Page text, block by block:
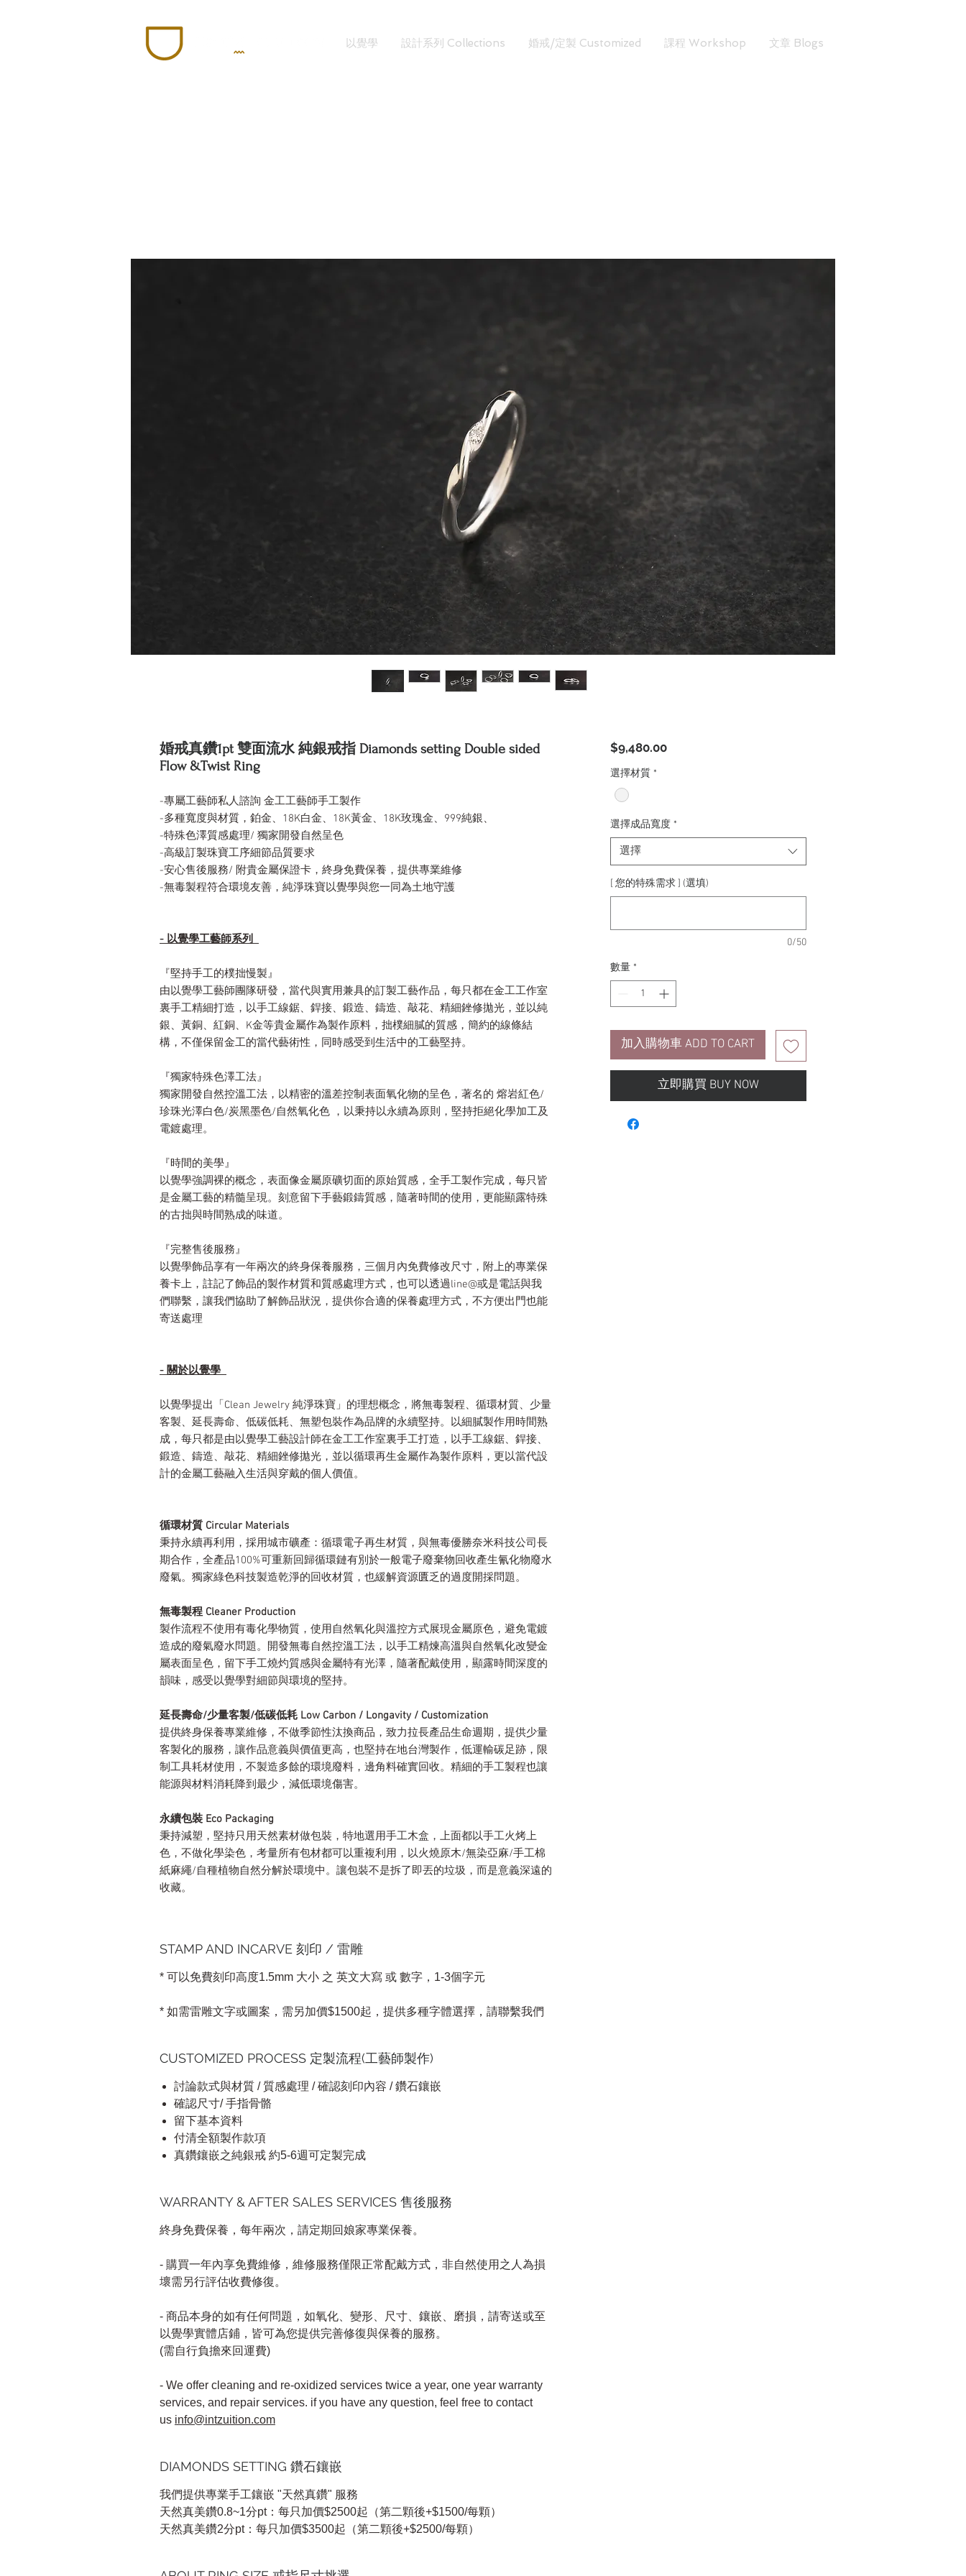
以覺學 設計系列 Collections 婚戒/定製 Customized 課程 Workshop 文章 Blogs
婚戒真鑽1pt 雙面流水 純銀戒指 Diamonds setting Double sided
Flow &Twist Ring
-專屬工藝師私人諮詢 金工工藝師手工製作
-多種寬度與材質，鉑金、18K白金、18K黃金、18K玫瑰金、999純銀、
-特殊色澤質感處理/ 獨家開發自然呈色
-高級訂製珠寶工序細節品質要求
-安心售後服務/ 附貴金屬保證卡，終身免費保養，提供專業維修
-無毒製程符合環境友善，純淨珠寶以覺學與您一同為土地守護
- 以覺學工藝師系列
『堅持手工的樸拙慢製』
由以覺學工藝師團隊研發，當代與實用兼具的訂製工藝作品，每只都在金工工作室
裏手工精細打造，以手工線鋸、銲接、鍛造、鑄造、敲花、精細銼修拋光，並以純
銀、黃銅、紅銅、K金等貴金屬作為製作原料，拙樸細膩的質感，簡約的線條結
構，不僅保留金工的當代藝術性，同時感受到生活中的工藝堅持。
『獨家特殊色澤工法』
獨家開發自然控溫工法，以精密的溫差控制表面氧化物的呈色，著名的 熔岩紅色/
珍珠光澤白色/炭黑墨色/自然氧化色 ，以秉持以永續為原則，堅持拒絕化學加工及
電鍍處理。
『時間的美學』
以覺學強調裸的概念，表面像金屬原礦切面的原始質感，全手工製作完成，每只皆
是金屬工藝的精髓呈現。刻意留下手藝鍛鑄質感，隨著時間的使用，更能顯露特殊
的古拙與時間熟成的味道。
『完整售後服務』
以覺學飾品享有一年兩次的終身保養服務，三個月內免費修改尺寸，附上的專業保
養卡上，註記了飾品的製作材質和質感處理方式，也可以透過line@或是電話與我
們聯繫，讓我們協助了解飾品狀況，提供你合適的保養處理方式，不方便出門也能
寄送處理
- 關於以覺學
以覺學提出「Clean Jewelry 純淨珠寶」的理想概念，將無毒製程、循環材質、少量
客製、延長壽命、低碳低耗、無塑包裝作為品牌的永續堅持。以細膩製作用時間熟
成，每只都是由以覺學工藝設計師在金工工作室裏手工打造，以手工線鋸、銲接、
鍛造、鑄造、敲花、精細銼修拋光，並以循環再生金屬作為製作原料，更以當代設
計的金屬工藝融入生活與穿戴的個人價值。
循環材質 Circular Materials
秉持永續再利用，採用城市礦產：循環電子再生材質，與無毒優勝奈米科技公司長
期合作，全產品100%可重新回歸循環鏈有別於一般電子廢棄物回收產生氰化物廢水
廢氣。獨家綠色科技製造乾淨的回收材質，也緩解資源匱乏的過度開採問題。
無毒製程 Cleaner Production
製作流程不使用有毒化學物質，使用自然氧化與溫控方式展現金屬原色，避免電鍍
造成的廢氣廢水問題。開發無毒自然控溫工法，以手工精煉高溫與自然氧化改變金
屬表面呈色，留下手工燒灼質感與金屬特有光澤，隨著配戴使用，顯露時間深度的
韻味，感受以覺學對細節與環境的堅持。
延長壽命/少量客製/低碳低耗 Low Carbon / Longavity / Customization
提供終身保養專業維修，不做季節性汰換商品，致力拉長產品生命週期，提供少量
客製化的服務，讓作品意義與價值更高，也堅持在地台灣製作，低運輸碳足跡，限
制工具耗材使用，不製造多餘的環境廢料，邊角料確實回收。精細的手工製程也讓
能源與材料消耗降到最少，減低環境傷害。
永續包裝 Eco Packaging
秉持減塑，堅持只用天然素材做包裝，特地選用手工木盒，上面都以手工火烤上
色，不做化學染色，考量所有包材都可以重複利用，以火燒原木/無染亞麻/手工棉
紙麻繩/自種植物自然分解於環境中。讓包裝不是拆了即丟的垃圾，而是意義深遠的
收藏。
STAMP AND INCARVE 刻印 / 雷雕
* 可以免費刻印高度1.5mm 大小 之 英文大寫 或 數字，1-3個字元
* 如需雷雕文字或圖案，需另加價$1500起，提供多種字體選擇，請聯繫我們
CUSTOMIZED PROCESS 定製流程(工藝師製作)
討論款式與材質 / 質感處理 / 確認刻印內容 / 鑽石鑲嵌
確認尺寸/ 手指骨骼
留下基本資料
付清全額製作款項
真鑽鑲嵌之純銀戒 約5-6週可定製完成
WARRANTY & AFTER SALES SERVICES 售後服務
終身免費保養，每年兩次，請定期回娘家專業保養。
- 購買一年內享免費維修，維修服務僅限正常配戴方式，非自然使用之人為損
壞需另行評估收費修復。
- 商品本身的如有任何問題，如氧化、變形、尺寸、鑲嵌、磨損，請寄送或至
以覺學實體店鋪，皆可為您提供完善修復與保養的服務。
(需自行負擔來回運費)
- We offer cleaning and re-oxidized services twice a year, one year warranty
services, and repair services. if you have any question, feel free to contact
us info@intzuition.com
DIAMONDS SETTING 鑽石鑲嵌
我們提供專業手工鑲嵌 "天然真鑽" 服務
天然真美鑽0.8~1分pt：每只加價$2500起（第二顆後+$1500/每顆）
天然真美鑽2分pt：每只加價$3500起（第二顆後+$2500/每顆）
$9,480.00價
選擇材質 *
選擇成品寬度 *
選擇
[ 您的特殊需求 ] (選填)
0/50
數量 *
加入購物車 ADD TO CART
立即購買 BUY NOW